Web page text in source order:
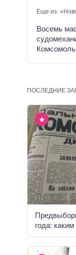
Еще из
Восемь
ПОСЛЕДНИЕ
года: